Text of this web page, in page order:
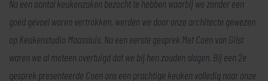
Na een aantal keukenzaken bezocht te hebben waarbij we zonder een
goed gevoel waren vertrokken, werden we door onze architecte gewezen
op Keukenstudio Maassluis. Na een eerste gesprek Met Coen van Gilst
waren we al meteen overtuigd dat we bij hen zouden slagen. Bij een 2e
gesprek presenteerde Coen ons een prachtige keuken volledig naar onze